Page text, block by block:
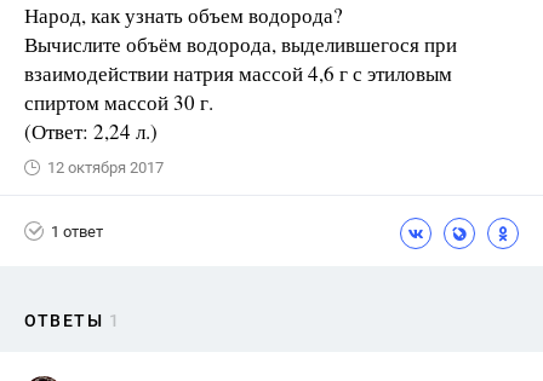
Народ, как узнать объем водорода?
Вычислите объём водорода, выделившегося при
взаимодействии натрия массой 4,6 г с этиловым
спиртом массой 30 г.
(Ответ: 2,24 л.)
12 октября 2017
1 ответ
ОТВЕТЫ 1